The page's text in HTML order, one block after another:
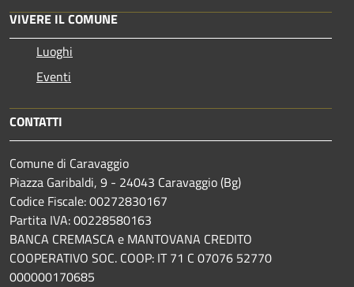
VIVERE IL COMUNE
Luoghi
Eventi
CONTATTI
Comune di Caravaggio
Piazza Garibaldi, 9 - 24043 Caravaggio (Bg)
Codice Fiscale: 00272830167
Partita IVA: 00228580163
BANCA CREMASCA e MANTOVANA CREDITO
COOPERATIVO SOC. COOP: IT 71 C 07076 52770
000000170685